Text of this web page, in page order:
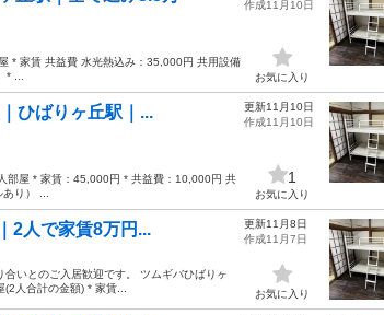
* 家賃 共益費 水光熱込み：35,000円 共用設備
* ...
作成11月10日
お気に入り
ひばりヶ丘駅｜...
部屋 * 家賃：45,000円 * 共益費：10,000円 共
り） ...
更新11月10日
作成11月10日
1
お気に入り
2人で家賃8万円...
いとのご入居歓迎です。 ツムギバひばりヶ
人合計の金額) * 家賃...
更新11月8日
作成11月7日
お気に入り